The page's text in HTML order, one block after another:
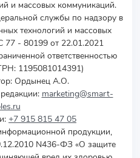
и массовых коммуникаций.
службы по надзору в
технологий и массовых
- 80199 от 22.01.2021
ответственностью
1195081014391)
Ордынец А.О.
marketing@smart-
+7 915 815 47 05
продукции,
N436-ФЗ «О защите